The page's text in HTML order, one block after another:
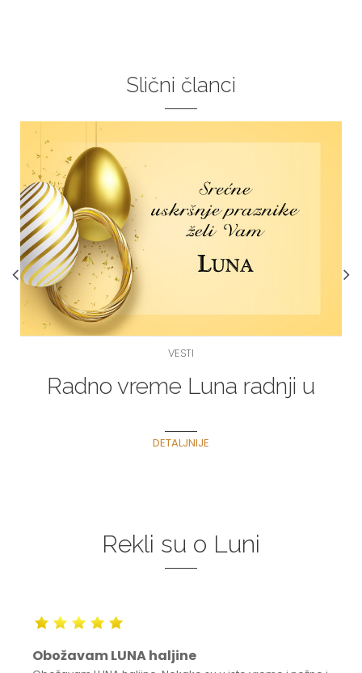
Slični članci
VESTI
Radno vreme Luna radnji u
periodu praznika
DETALJNIJE
Rekli su o Luni
Obožavam LUNA haljine